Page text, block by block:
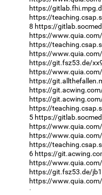
https://
https://
8 https://
https://
https://
https://
https://git.fsz53.de/
https://
https://
https://
https://
https://
5 https://
https://
https://
https://
6 https://
https://
https://git.fsz53.de/
https://
·